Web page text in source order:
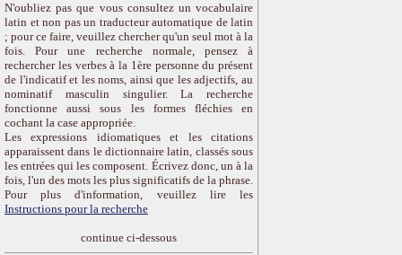
N'oubliez pas que vous consultez un vocabulaire
latin et non pas un traducteur automatique de latin
; pour ce faire, veuillez chercher qu'un seul mot à la
fois. Pour une recherche normale, pensez à
rechercher les verbes à la 1ère personne du présent
de l'indicatif et les noms, ainsi que les adjectifs, au
nominatif masculin singulier. La recherche
fonctionne aussi sous les formes fléchies en
cochant la case appropriée.
Les expressions idiomatiques et les citations
apparaissent dans le dictionnaire latin, classés sous
les entrées qui les composent. Écrivez donc, un à la
fois, l'un des mots les plus significatifs de la phrase.
Pour plus d'information, veuillez lire les
Instructions pour la recherche
continue ci-dessous